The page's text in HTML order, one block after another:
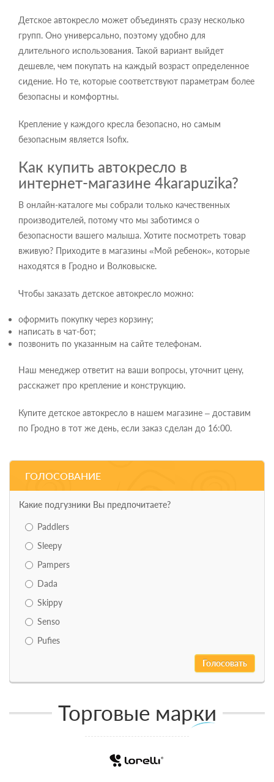
Детское автокресло может объединять сразу несколько
групп. Оно универсально, поэтому удобно для
длительного использования. Такой вариант выйдет
дешевле, чем покупать на каждый возраст определенное
сидение. Но те, которые соответствуют параметрам более
безопасны и комфортны.
Крепление у каждого кресла безопасно, но самым
безопасным является Isofix.
Как купить автокресло в
интернет-магазине 4karapuzika?
В онлайн-каталоге мы собрали только качественных
производителей, потому что мы заботимся о
безопасности вашего малыша. Хотите посмотреть товар
вживую? Приходите в магазины «Мой ребенок», которые
находятся в Гродно и Волковыске.
Чтобы заказать детское автокресло можно:
оформить покупку через корзину;
написать в чат-бот;
позвонить по указанным на сайте телефонам.
Наш менеджер ответит на ваши вопросы, уточнит цену,
расскажет про крепление и конструкцию.
Купите детское автокресло в нашем магазине – доставим
по Гродно в тот же день, если заказ сделан до 16:00.
ГОЛОСОВАНИЕ
Какие подгузники Вы предпочитаете?
Paddlers
Sleepy
Pampers
Dada
Skippy
Senso
Pufies
Торговые марки